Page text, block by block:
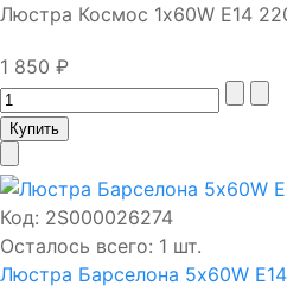
Люстра Космос 1х60W E14
1 850 ₽
Код: 2S000026274
Осталось всего: 1 шт.
Люстра Барселона 5х60W